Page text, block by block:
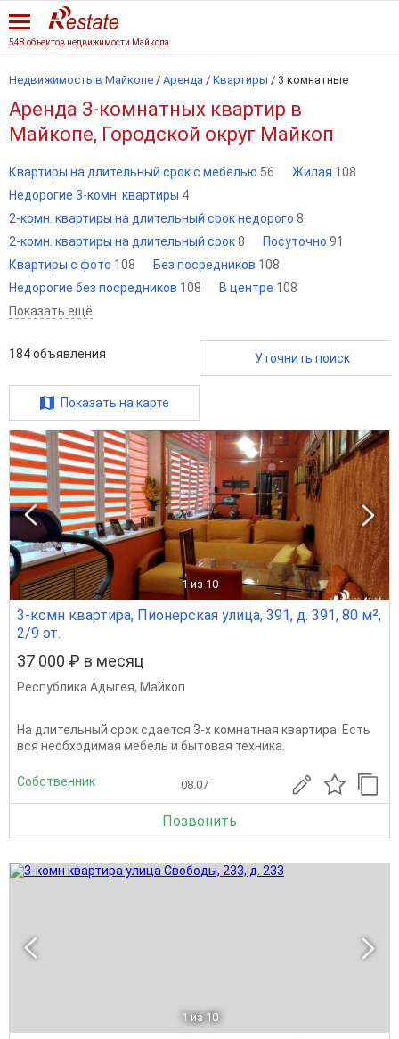
548 объектов недвижимости Майкопа
Недвижимость в Майкопе / Аренда / Квартиры / 3 комнатные
Аренда 3-комнатных квартир в
Майкопе, Городской округ Майкоп
Квартиры на длительный срок с мебелью 56 Жилая 108
Недорогие 3-комн. квартиры 4
2-комн. квартиры на длительный срок недорого 8
2-комн. квартиры на длительный срок8 Посуточно 91
Квартиры с фото 108 Без посредников 108
Недорогие без посредников 108 В центре 108
Показать ещё
184объявления Уточнить поиск
Показать на карте
1 из 10
3-комн квартира, Пионерская улица, 391, д. 391, 80 м²,
2/9 эт.
37 000 ₽ в месяц
Республика Адыгея, Майкоп
На длительный срок сдается 3-х комнатная квартира. Есть
вся необходимая мебель и бытовая техника.
Собственник 08.07
Позвонить
1 из 10